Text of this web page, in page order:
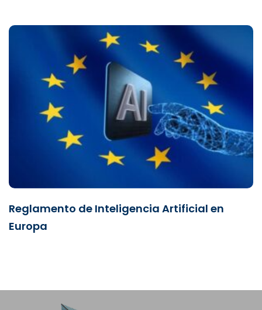
Reglamento de Inteligencia Artificial en
Europa